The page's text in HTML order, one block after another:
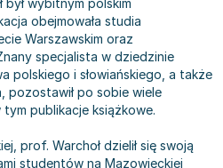
bankowość
i listy
i technikum
i technikum
i technikum
i technikum
zawodowej
wybitnym polskim
obejmowała studia
Warszawskim oraz
specjalista w dziedzinie
polskiego i słowiańskiego, a także
pozostawił po sobie wiele
publikacje książkowe.
prof. Warchoł dzielił się swoją
studentów na Mazowieckiej